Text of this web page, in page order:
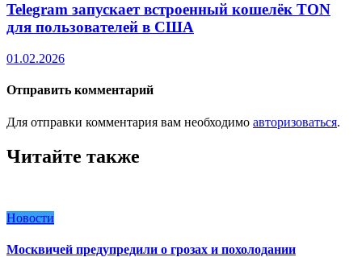
Telegram запускает встроенный кошелёк TON
для пользователей в США
01.02.2026
Отправить комментарий
Для отправки комментария вам необходимо авторизоваться.
Читайте также
Новости
Москвичей предупредили о грозах и похолодании